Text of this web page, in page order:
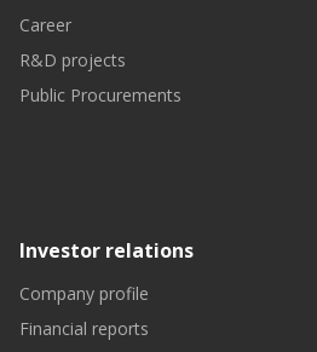
Career
R&D projects
Public Procurements
Investor relations
Company profile
Financial reports